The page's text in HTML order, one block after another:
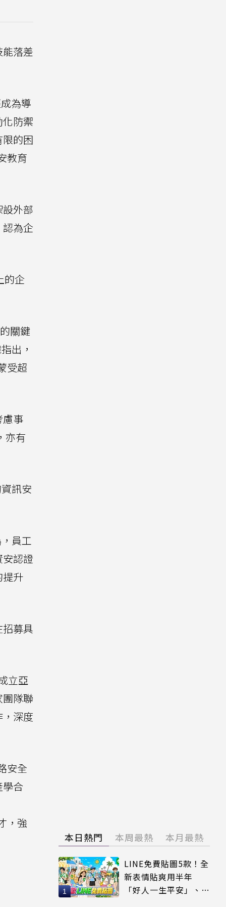
落差
為導
防禦
的困
教育
外部
為企
的企
關鍵
出，
受超
慮事
亦有
訊安
員工
認證
提升
募具
立亞
隊聯
深度
安全
合
，強
本日熱門 本周最熱 本月最熱
LINE免費貼圖5款！全
新表情貼爽用半年
「好人一生平安」、